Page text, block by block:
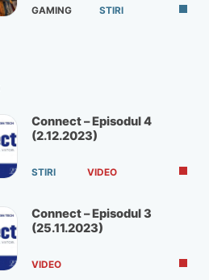
God of War
GAMING STIRI
Connect – Episodul 4
(2.12.2023)
STIRI VIDEO
Connect – Episodul 3
(25.11.2023)
VIDEO